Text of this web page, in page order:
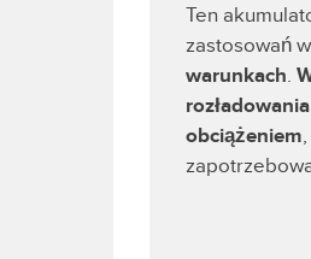
Ten
zastosowań w
warunkach.
rozładowania
obciążeniem